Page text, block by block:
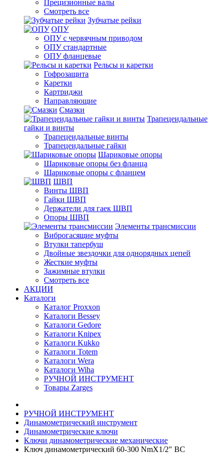
Прецизионные валы
Смотреть все
Зубчатые рейки
ОПУ
ОПУ с червячным приводом
ОПУ стандартные
ОПУ фланцевые
Рельсы и каретки
Гофрозащита
Каретки
Картриджи
Направляющие
Смазки
Трапецеидальные
гайки и винты
Трапецеидальные винты
Трапецеидальные гайки
Шариковые опоры
Шариковые опоры без фланца
Шариковые опоры с фланцем
ШВП
Винты ШВП
Гайки ШВП
Держатели для гаек ШВП
Опоры ШВП
Элементы трансмиссии
Виброгасящие муфты
Втулки тапербуш
Двойные звездочки для однорядных цепей
Жесткие муфты
Зажимные втулки
Смотреть все
АКЦИИ
Каталоги
Каталог Proxxon
Каталоги Bessey
Каталоги Gedore
Каталоги Knipex
Каталоги Kukko
Каталоги Totem
Каталоги Wera
Каталоги Wiha
РУЧНОЙ ИНСТРУМЕНТ
Товары Zarges
РУЧНОЙ ИНСТРУМЕНТ
Динамометрический инструмент
Динамометрические ключи
Ключи динамометрические механические
Ключ динамометрический 60-300 NmX1/2" BC